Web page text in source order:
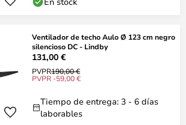
Ventilador de techo Aulo Ø 123 cm negro
silencioso DC - Lindby
131,00 €
PVPR190,00 €
PVPR -59,00 €
Tiempo de entrega: 3 - 6 días
laborables